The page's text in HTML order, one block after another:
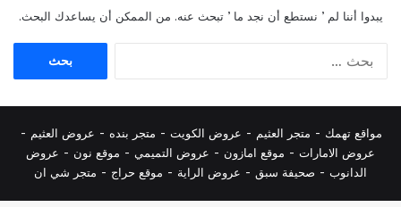
يبدوا أننا لم ’ نستطع أن نجد ما ’ تبحث عنه. من الممكن أن يساعدك البحث.
مواقع تهمك - متجر العثيم - عروض الكويت - متجر بنده - عروض العثيم -
عروض الامارات - موقع امازون - عروض التميمي - موقع نون - عروض
الدانوب - صحيفة سبق - عروض الراية - موقع حراج - متجر شي ان